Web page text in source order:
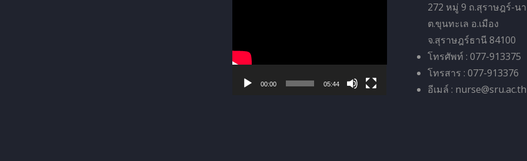
น
ไ
00:00 05:44
272 หมู่ 9 ถ.สุราษฎร์-น
ต.ขุนทะเล อ.เมือง
จ.สุราษฎร์ธานี 84100
โทรศัพท์ : 077-913375
โทรสาร : 077-913376
อีเมล์ : nurse@sru.ac.th